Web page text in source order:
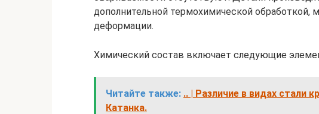
дополнительной термохимической обработкой,
деформации.
Химический состав включает следующие
Читайте также: .. | Различие в видах стали
Катанка.